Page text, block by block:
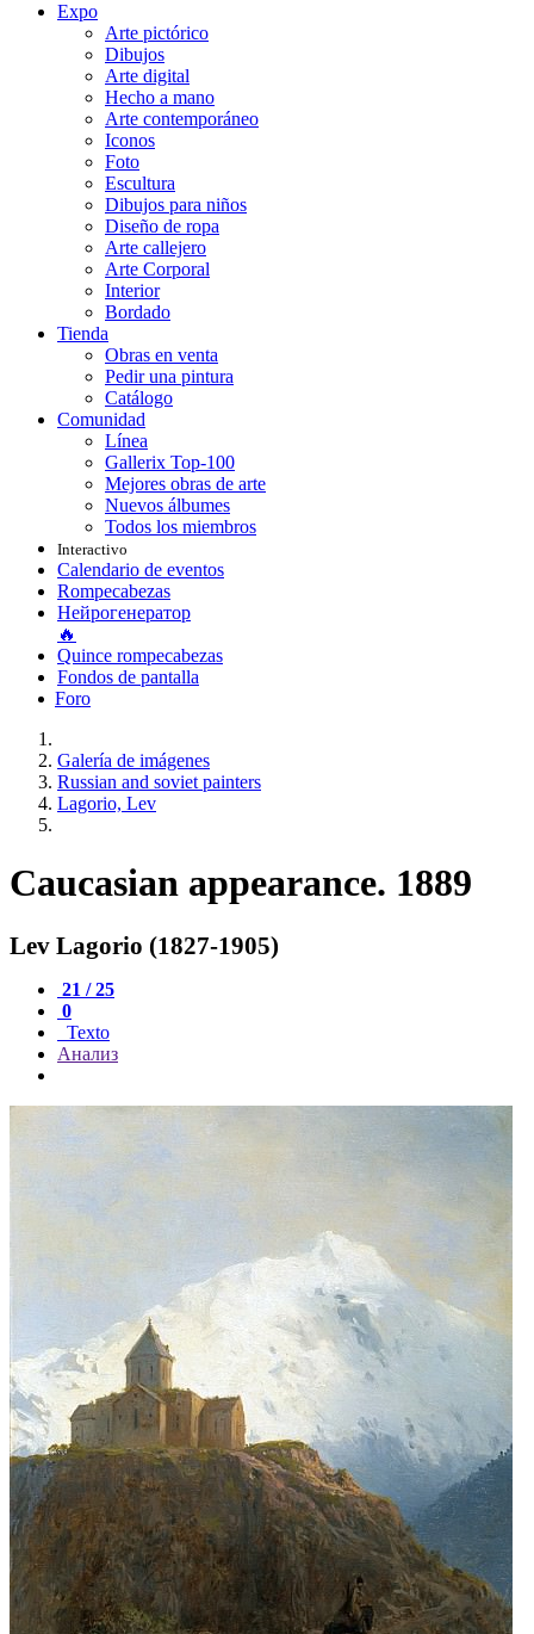
Expo
Arte pictórico
Dibujos
Arte digital
Hecho a mano
Arte contemporáneo
Iconos
Foto
Escultura
Dibujos para niños
Diseño de ropa
Arte callejero
Arte Corporal
Interior
Bordado
Tienda
Obras en venta
Pedir una pintura
Catálogo
Comunidad
Línea
Gallerix Top-100
Mejores obras de arte
Nuevos álbumes
Todos los miembros
Interactivo
Calendario de eventos
Rompecabezas
Нейрогенератор
🔥
Quince rompecabezas
Fondos de pantalla
Foro
Galería de imágenes
Russian and soviet painters
Lagorio, Lev
Caucasian appearance. 1889
Lev Lagorio (1827-1905)
21 / 25
0
Texto
Анализ